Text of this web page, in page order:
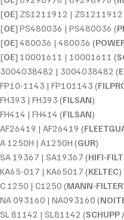
[OE] ZS1211912 | ZS1211912
[OE] PS480036 | PS480036 (
[OE] 480036 | 480036 (
[OE] 10001611 | 10001611 (
3004038482 | 3004038482 (
FP10-1143 | FP101143 (
FH393 | FH393 (FILSAN)
FH414 | FH414 (FILSAN)
AF26419 | AF26419 (
A 1250H | A1250H (GUR)
SA 19367 | SA19367 (HIFI-
KA65-017 | KA65017 (KELTEC)
C 1250 | C1250 (MANN-FILTER
NA 093160 | NA093160 (
SL 81142 | SL81142 (SCHUPP